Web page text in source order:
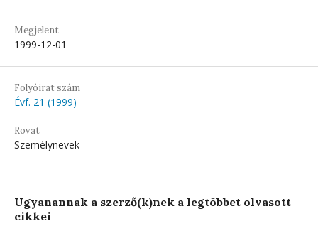
Megjelent
1999-12-01
Folyóirat szám
Évf. 21 (1999)
Rovat
Személynevek
Ugyanannak a szerző(k)nek a legtöbbet olvasott
cikkei